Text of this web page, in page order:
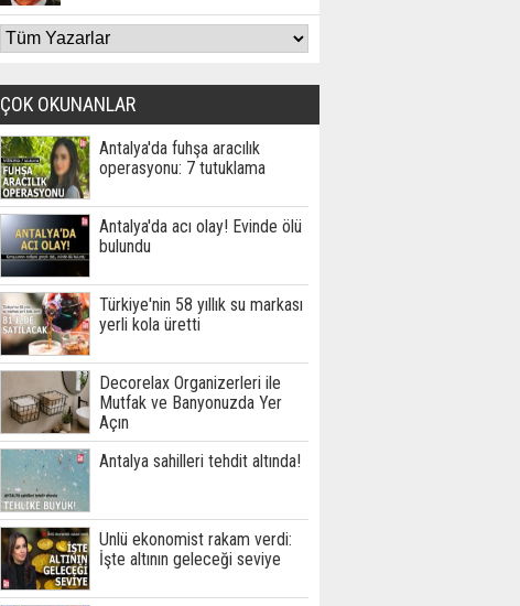
ÇOK OKUNANLAR
Antalya'da fuhşa aracılık
operasyonu: 7 tutuklama
Antalya'da acı olay! Evinde ölü
bulundu
Türkiye'nin 58 yıllık su markası
yerli kola üretti
Decorelax Organizerleri ile
Mutfak ve Banyonuzda Yer
Açın
Antalya sahilleri tehdit altında!
Ünlü ekonomist rakam verdi:
İşte altının geleceği seviye